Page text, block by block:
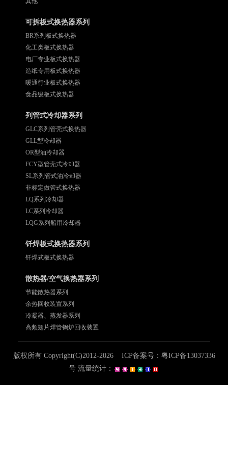
可拆板式换热器系列
BR系列板式换热器
化工类板式换热器
电厂专业板式换热器
造纸专用板式换热器
暖通行业板式换热器
食品级板式换热器
列管式冷却器系列
GLC系列管壳式换热器
GLL型冷却器
OR型油冷却器
FCY型管壳式冷却器
SL系列管式油冷却器
非标定做管式换热器
LQ系列冷却器
LC系列冷却器
LQG系列船用冷却器
钎焊板式换热器系列
钎焊式板式换热器
散热器/空气换热器系列
节能散热器系列
余热回收装置系列
冷凝器、蒸发器系列
高频翅片焊管锅炉回收装置
版权所有 Copyright(C)2012-2026 ICP备案号： 粤ICP备13037336
号 流量统计：